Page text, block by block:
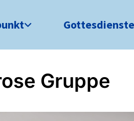
Gottesdienste
Gruppe